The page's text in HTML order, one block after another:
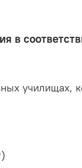
в
училищах,